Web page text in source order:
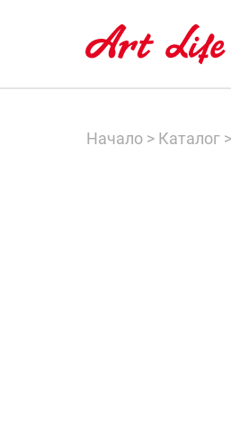
Начало > Каталог >